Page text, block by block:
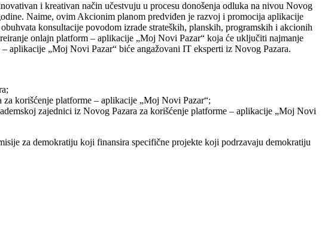
i kreativan način učestvuju u procesu donošenja odluka na nivou Novog
Naime, ovim Akcionim planom predviđen je razvoj i promocija aplikacije
konsultacije povodom izrade strateških, planskih, programskih i akcionih
onlajn platform – aplikacije „Moj Novi Pazar“ koja će uključiti najmanje
aplikacije „Moj Novi Pazar“ biće angažovani IT eksperti iz Novog Pazara.
korišćenje platforme – aplikacije „Moj Novi Pazar“;
zajednici iz Novog Pazara za korišćenje platforme – aplikacije „Moj Novi
za demokratiju koji finansira specifične projekte koji podrzavaju demokratiju